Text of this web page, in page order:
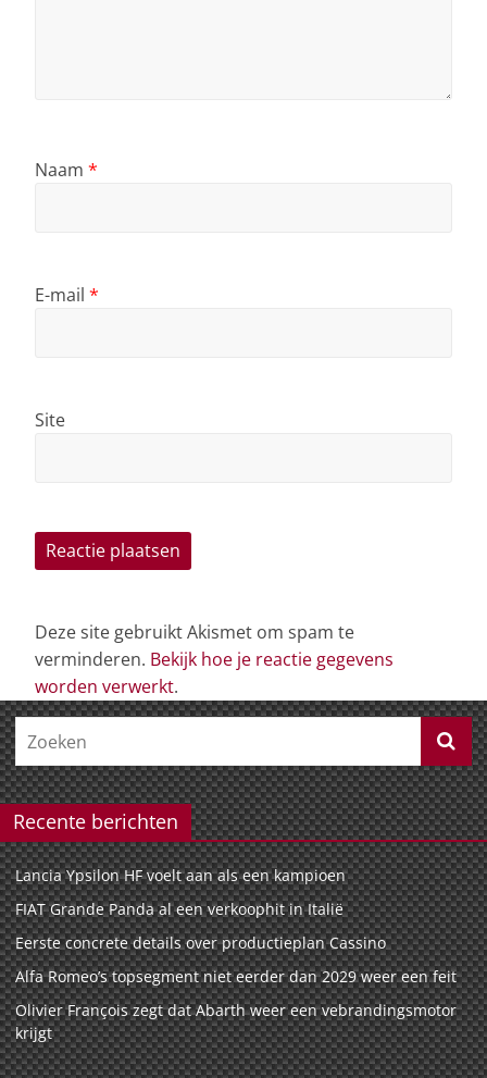
Naam *
E-mail *
Site
Deze site gebruikt Akismet om spam te
verminderen. Bekijk hoe je reactie gegevens
worden verwerkt.
Recente berichten
Lancia Ypsilon HF voelt aan als een kampioen
FIAT Grande Panda al een verkoophit in Italië
Eerste concrete details over productieplan Cassino
Alfa Romeo’s topsegment niet eerder dan 2029 weer een feit
Olivier François zegt dat Abarth weer een vebrandingsmotor
krijgt